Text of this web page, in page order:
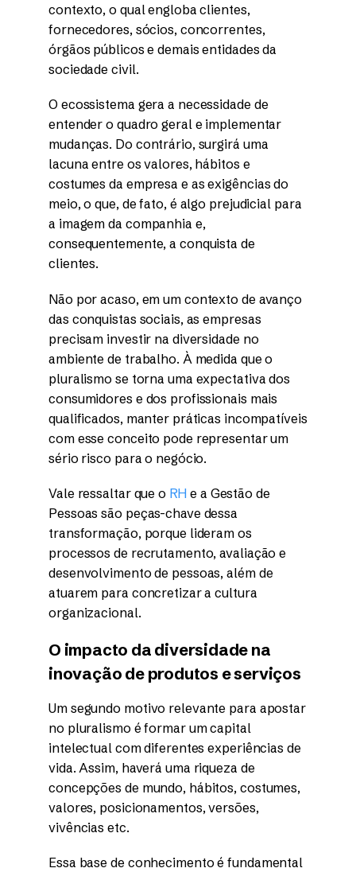
contexto, o qual engloba clientes,
fornecedores, sócios, concorrentes,
órgãos públicos e demais entidades da
sociedade civil.
O ecossistema gera a necessidade de
entender o quadro geral e implementar
mudanças. Do contrário, surgirá uma
lacuna entre os valores, hábitos e
costumes da empresa e as exigências do
meio, o que, de fato, é algo prejudicial para
a imagem da companhia e,
consequentemente, a conquista de
clientes.
Não por acaso, em um contexto de avanço
das conquistas sociais, as empresas
precisam investir na diversidade no
ambiente de trabalho. À medida que o
pluralismo se torna uma expectativa dos
consumidores e dos profissionais mais
qualificados, manter práticas incompatíveis
com esse conceito pode representar um
sério risco para o negócio.
Vale ressaltar que o RH e a Gestão de
Pessoas são peças-chave dessa
transformação, porque lideram os
processos de recrutamento, avaliação e
desenvolvimento de pessoas, além de
atuarem para concretizar a cultura
organizacional.
O impacto da diversidade na
inovação de produtos e serviços
Um segundo motivo relevante para apostar
no pluralismo é formar um capital
intelectual com diferentes experiências de
vida. Assim, haverá uma riqueza de
concepções de mundo, hábitos, costumes,
valores, posicionamentos, versões,
vivências etc.
Essa base de conhecimento é fundamental